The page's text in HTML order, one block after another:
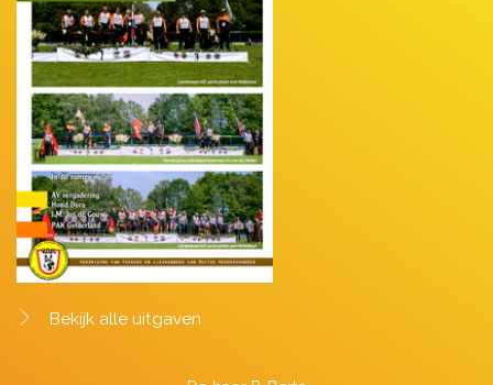
Bekijk alle uitgaven